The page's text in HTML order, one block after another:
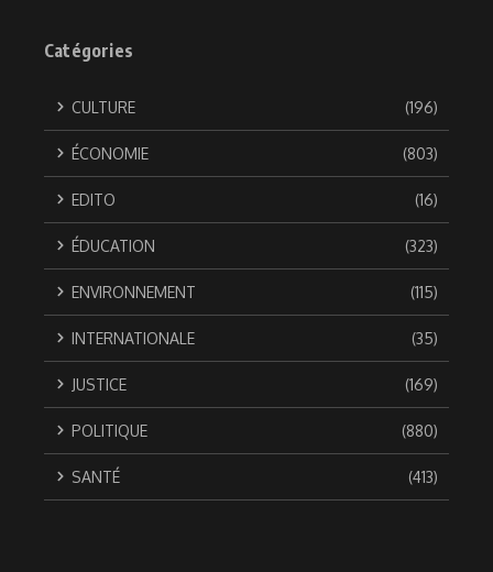
Catégories
CULTURE (196)
ÉCONOMIE (803)
EDITO (16)
ÉDUCATION (323)
ENVIRONNEMENT (115)
INTERNATIONALE (35)
JUSTICE (169)
POLITIQUE (880)
SANTÉ (413)